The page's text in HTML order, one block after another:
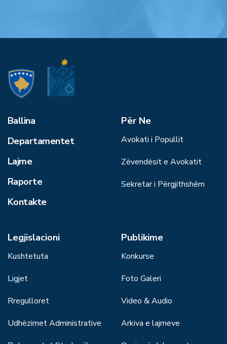
Ballina
Departamentet
Lajme
Raporte
Kontakte
Për Ne
Avokati i Popullit
Zëvendësit e Avokatit
Sekretar i Përgjithshëm
Legjislacioni
Kushtetuta
Ligjet
Rregulloret
Udhëzimet Administrative
Publikime
Konkurse
Foto Galeri
Video & Audio
Arkiva e lajmeve